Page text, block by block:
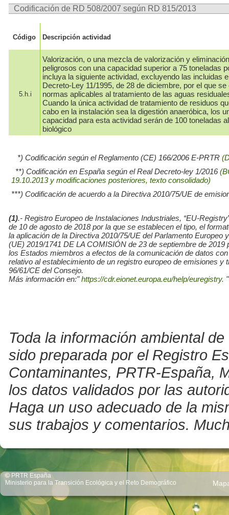
Codificación de RD 508/2007 según RD 815/2013
Código Descripción actividad
5.h.i
Valorización, o una mezcla de valorización y
peligrosos con una capacidad superior a 75 toneladas
incluya la siguiente actividad, excluyendo las incluidas
Decreto-Ley 11/1995, de 28 de diciembre, por el que
normas aplicables al tratamiento de las aguas
Cuando la única actividad de tratamiento de residuos
cabo en la instalación sea la digestión anaeróbica, los
capacidad para esta actividad serán de 100 toneladas
biológico
*) Codificación según el Reglamento (CE) 166/2006 E-PRTR
**) Codificación en España según el Real Decreto-ley 1/2016
19.10.2013 y modificaciones posteriores, texto consolidado)
***) Codificación de acuerdo a la Directiva 2010/75/UE de
(1).- Registro Europeo de Instalaciones Industriales, “EU-
de 10 de agosto de 2018 por la que se establecen el tipo, el
la aplicación de la Directiva 2010/75/UE del Parlamento
(UE) 2019/1741 DE LA COMISIÓN de 23 de septiembre de
los Estados miembros a efectos de la comunicación de datos
relativo al establecimiento de un registro europeo de emisiones
96/61/CE del Consejo.
Más información en:"https://cdr.eionet.europa.eu/help/euregistry. "
Toda la información ambiental
sido preparada por el Registro
Contaminantes, PRTR-España,
los datos validados por las
Haga un uso adecuado de la
sus trabajos y comentarios.
© PRTR España
Ministerio para la Transición Ecológica y el Reto Demográfico